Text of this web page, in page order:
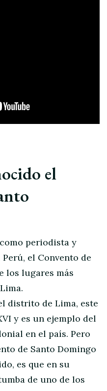
el
periodista y
el Convento de
los lugares más
distrito de Lima, este
y es un ejemplo del
en el país. Pero
de Santo Domingo
es que en su
de uno de los